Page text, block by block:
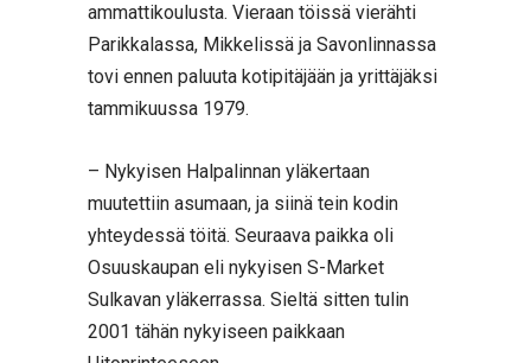
ammattikoulusta. Vieraan töissä vierähti
Parikkalassa, Mikkelissä ja Savonlinnassa
tovi ennen paluuta kotipitäjään ja yrittäjäksi
tammikuussa 1979.
– Nykyisen Halpalinnan yläkertaan
muutettiin asumaan, ja siinä tein kodin
yhteydessä töitä. Seuraava paikka oli
Osuuskaupan eli nykyisen S-Market
Sulkavan yläkerrassa. Sieltä sitten tulin
2001 tähän nykyiseen paikkaan